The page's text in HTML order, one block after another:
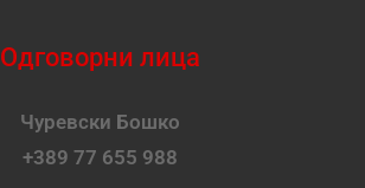
Одговорни лица
Чуревски Бошко
+389 77 655 988